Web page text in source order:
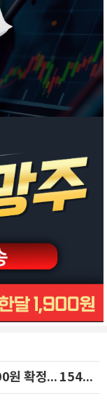
희망밴드 최상단 딜리셔스, 공모가 7000원 확정... 154억 규모 IPO 돌입